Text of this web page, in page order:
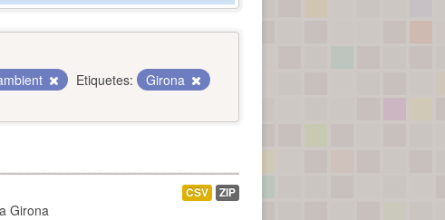
Etiquetes:
Girona
Girona
CSV ZIP